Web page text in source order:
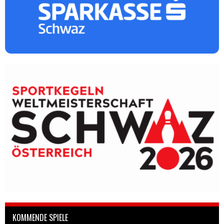
KOMMENDE SPIELE